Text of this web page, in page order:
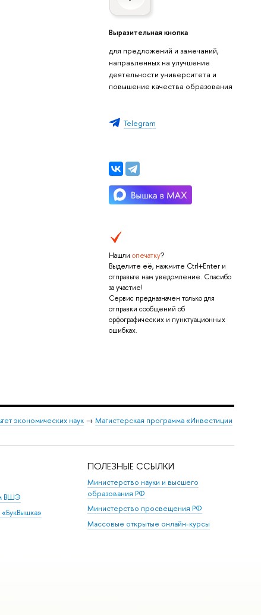
Выразительная кнопка
для предложений и замечаний,
направленных на улучшение
деятельности университета и
повышение качества образования
Telegram
Нашли опечатку?
Выделите её, нажмите Ctrl+Enter и
отправьте нам уведомление. Спасибо
за участие!
Сервис предназначен только для
отправки сообщений об
орфографических и пунктуационных
ошибках.
экономических наук→ Магистерская программа «Инвестиции
ВШЭ
ПОЛЕЗНЫЕ ССЫЛКИ
Министерство науки и высшего
образования РФ
Министерство просвещения РФ
Массовые открытые онлайн-курсы